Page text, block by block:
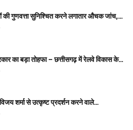
की गुणवत्ता सुनिश्चित करने लगातार औचक जांच,…
का बड़ा तोहफा – छत्तीसगढ़ में रेलवे विकास के…
शर्मा से उत्कृष्ट प्रदर्शन करने वाले…